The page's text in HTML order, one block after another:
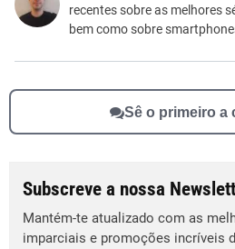
Outro
recentes sobre as melhores
bem como sobre
Sê o primeiro a
Subscreve a nossa
Mantém-te atualizado com as
imparciais e promoções incríveis